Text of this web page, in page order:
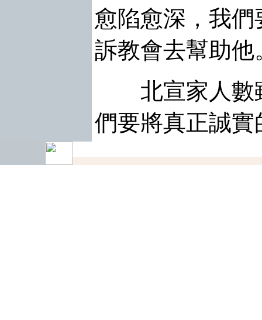
愈陷愈深，我
訴教會去幫助他
北宣家人數
們要將真正誠